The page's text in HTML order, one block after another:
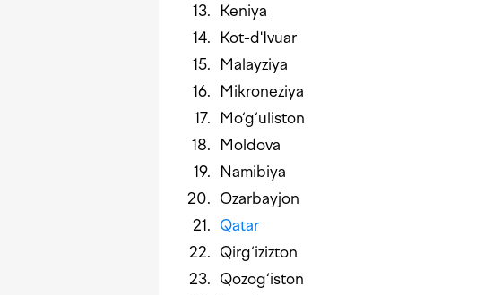
Keniya
Kot-d'Ivuar
Malayziya
Mikroneziya
Mo‘g‘uliston
Moldova
Namibiya
Ozarbayjon
Qatar
Qirg‘izizton
Qozog‘iston